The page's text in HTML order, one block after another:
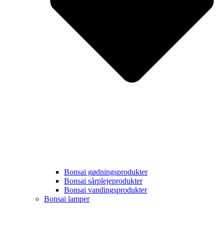
Bonsai gødningsprodukter
Bonsai sårplejeprodukter
Bonsai vandingsprodukter
Bonsai lamper